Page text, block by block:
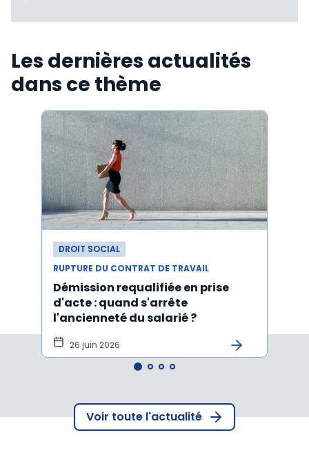
Les dernières actualités
dans ce thème
DROIT SOCIAL
RUPTURE DU CONTRAT DE TRAVAIL
Démission requalifiée en prise
d'acte : quand s'arrête
l'ancienneté du salarié ?
26 juin 2026
Voir toute l'actualité